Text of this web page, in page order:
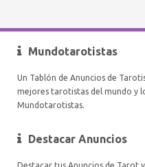
Mundotarotistas
Un Tablón de Anuncios de
mejores tarotistas del mundo y
Mundotarotistas.
Destacar Anuncios